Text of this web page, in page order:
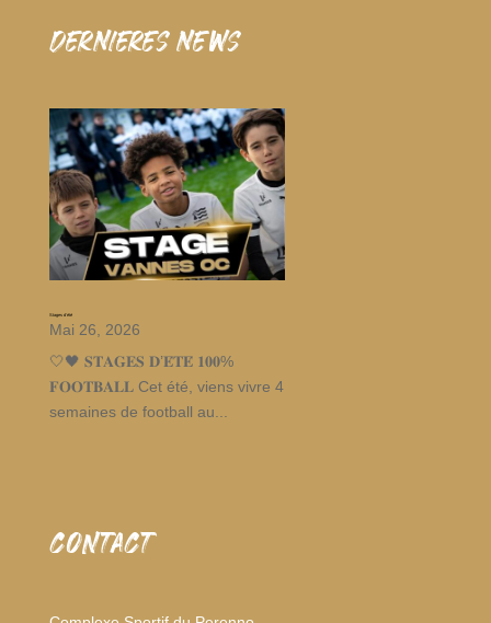
dernieres news
Stages d’été
Mai 26, 2026
🤍🖤 𝐒𝐓𝐀𝐆𝐄𝐒 𝐃’𝐄́𝐓𝐄́ 𝟏𝟎𝟎%
𝐅𝐎𝐎𝐓𝐁𝐀𝐋𝐋 Cet été, viens vivre 4
semaines de football au...
CONTACT